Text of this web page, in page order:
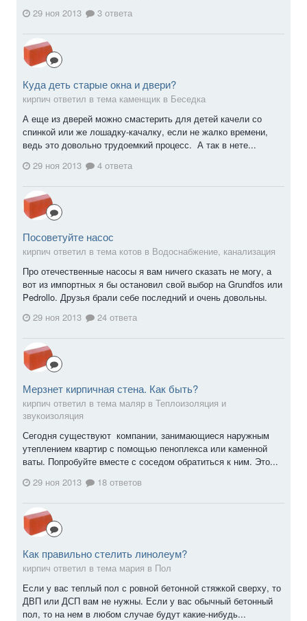
29 ноя 2013
3 ответа
Куда деть старые окна и двери?
кирпич ответил в тема каменщик в Беседка
А еще из дверей можно смастерить для детей качели со
спинкой или же лошадку-качалку, если не жалко времени,
ведь это довольно трудоемкий процесс. А так в нете...
29 ноя 2013
4 ответа
Посоветуйте насос
кирпич ответил в тема котов в Водоснабжение, канализация
Про отечественные насосы я вам ничего сказать не могу, а
вот из импортных я бы остановил свой выбор на Grundfos или
Pedrollo. Друзья брали себе последний и очень довольны.
29 ноя 2013
24 ответа
Мерзнет кирпичная стена. Как быть?
кирпич ответил в тема маляр в Теплоизоляция и
звукоизоляция
Сегодня существуют компании, занимающиеся наружным
утеплением квартир с помощью пеноплекса или каменной
ваты. Попробуйте вместе с соседом обратиться к ним. Это...
29 ноя 2013
18 ответов
Как правильно стелить линолеум?
кирпич ответил в тема мария в Пол
Если у вас теплый пол с ровной бетонной стяжкой сверху, то
ДВП или ДСП вам не нужны. Если у вас обычный бетонный
пол, то на нем в любом случае будут какие-нибудь...